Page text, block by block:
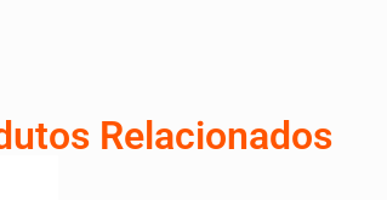
Relacionados